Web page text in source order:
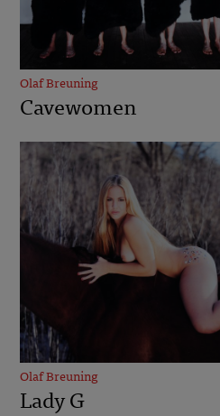
Olaf Breuning
Cavewomen
Olaf Breuning
Lady G